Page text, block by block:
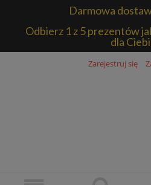
Darmowa
Odbierz 1 z 5 prezentów
dla
Zarejestruj się